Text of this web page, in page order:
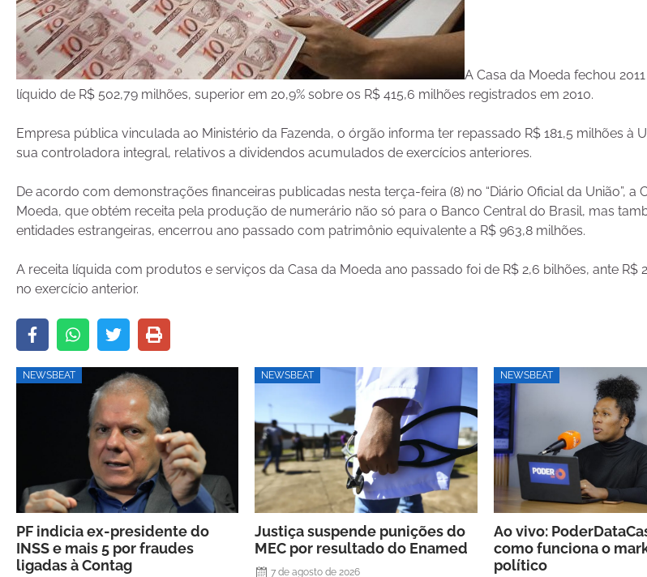
A Casa da Moeda fechou
líquido de R$ 502,79 milhões, superior em 20,9% sobre os R$ 415,6 milhões registrados em 2010.
Empresa pública vinculada ao Ministério da Fazenda, o órgão informa ter repassado R$ 181,5 milhões à
sua controladora integral, relativos a dividendos acumulados de exercícios anteriores.
De acordo com demonstrações financeiras publicadas nesta terça-feira (8) no “Diário Oficial da União”, a
Moeda, que obtém receita pela produção de numerário não só para o Banco Central do Brasil, mas
entidades estrangeiras, encerrou ano passado com patrimônio equivalente a R$ 963,8 milhões.
A receita líquida com produtos e serviços da Casa da Moeda ano passado foi de R$ 2,6 bilhões, ante R$
no exercício anterior.
NEWSBEAT
PF indicia ex-presidente do
INSS e mais 5 por fraudes
ligadas à Contag
NEWSBEAT
Justiça suspende punições do
MEC por resultado do Enamed
7 de agosto de 2026
NEWSBEAT
Ao vivo:
como funciona o
político